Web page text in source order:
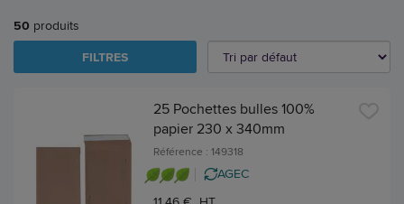
50 produits
FILTRES
25 Pochettes bulles 100%
papier 230 x 340mm
Référence : 149318
AGEC